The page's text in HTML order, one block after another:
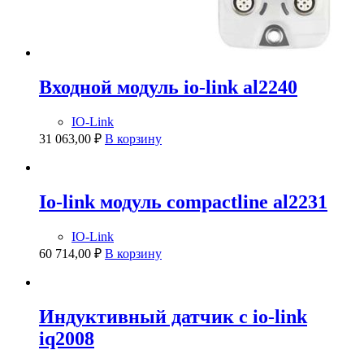
Входной модуль io-link al2240
IO-Link
31 063,00 ₽ В корзину
Io-link модуль compactline al2231
IO-Link
60 714,00 ₽ В корзину
Индуктивный датчик с io-link
iq2008